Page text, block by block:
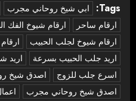
Tags: ‏ابي شيخ روحاني مجرب
ارقام ساحر
ارقام شيوخ
ارقام شيوخ لجلب الحبيب
اريد جلب الحبيب بسرعة
اريد
اسرع جلب للزوج
اصدق شيخ
اصدق شيخ روحاني مجرب